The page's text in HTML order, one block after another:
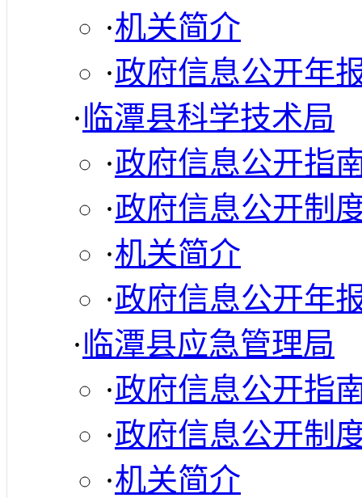
·机关简介
·政府信息公开年
·临潭县科学技术局
·政府信息公开指
·政府信息公开制
·机关简介
·政府信息公开年
·临潭县应急管理局
·政府信息公开指
·政府信息公开制
·机关简介